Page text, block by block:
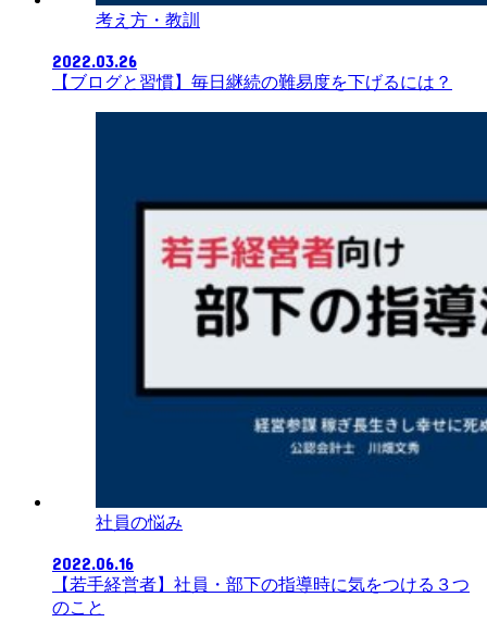
考え方・教訓
2022.03.26
【ブログと習慣】毎日継続の難易度を下げるには？
社員の悩み
2022.06.16
【若手経営者】社員・部下の指導時に気をつける３つ
のこと